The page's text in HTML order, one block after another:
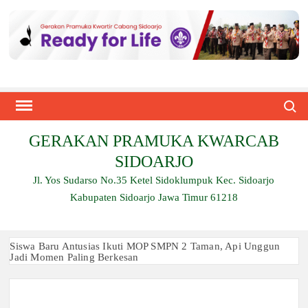
content
GERAKAN PRAMUKA KWARCAB
SIDOARJO
Jl. Yos Sudarso No.35 Ketel Sidoklumpuk Kec. Sidoarjo
Kabupaten Sidoarjo Jawa Timur 61218
Siswa Baru Antusias Ikuti MOP SMPN 2 Taman, Api Unggun
Jadi Momen Paling Berkesan